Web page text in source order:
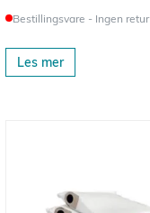
Bestillingsvare - Ingen retur
Les mer